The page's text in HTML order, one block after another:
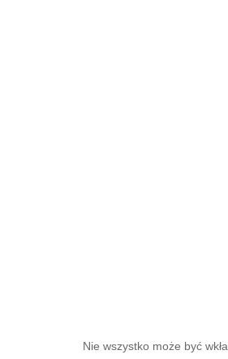
Nie wszystko może być